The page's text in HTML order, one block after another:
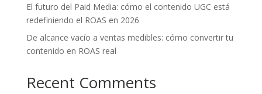
El futuro del Paid Media: cómo el contenido UGC está
redefiniendo el ROAS en 2026
De alcance vacío a ventas medibles: cómo convertir tu
contenido en ROAS real
Recent Comments